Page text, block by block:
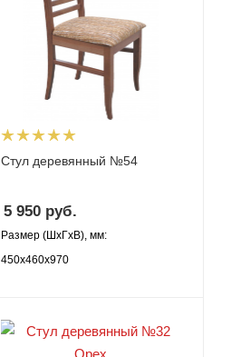
Стул деревянный №54
5 950руб.
Размер (ШхГхВ), мм:
450х460х970